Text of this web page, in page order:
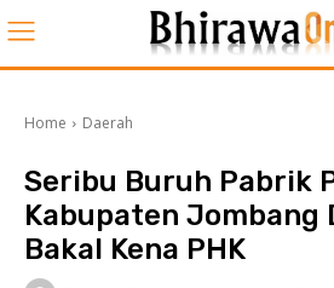
Home Daerah
Seribu Buruh Pabrik
Kabupaten Jombang
Bakal Kena PHK